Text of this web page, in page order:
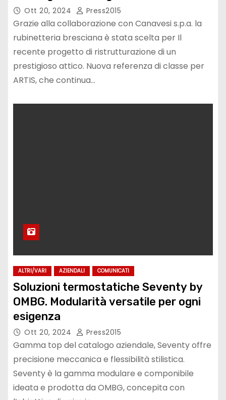
Ott 20, 2024 Press2015
Grazie alla collaborazione con Canavesi s.p.a. la
rubinetteria bresciana è stata scelta per Il
recente progetto di ristrutturazione di un
prestigioso attico. Nuova referenza di classe per
ARTIS, che continua…
ALTRI/VARI AZIENDALI COMUNICATI
Soluzioni termostatiche Seventy by
OMBG. Modularità versatile per ogni
esigenza
Ott 20, 2024 Press2015
Gamma top del catalogo aziendale, Seventy offre
precisione meccanica e flessibilità stilistica.
Seventy è la gamma modulare e componibile
ideata e prodotta da OMBG, concepita con